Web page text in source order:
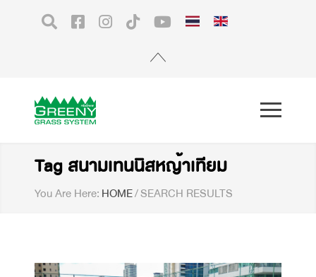
Tag สนามเทนนิสหญ้าเทียม
You Are Here: HOME/SEARCH RESULTS